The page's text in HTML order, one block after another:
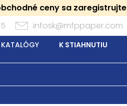
ceny sa
infosk@mfppaper.com
KATALÓGY K STIAHNUTIU